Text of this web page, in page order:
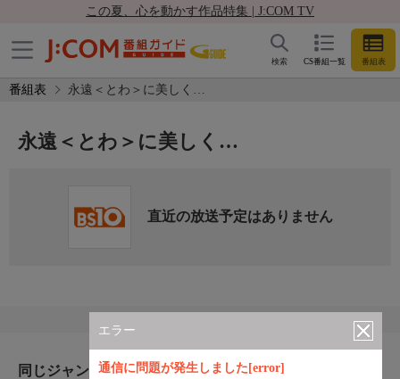
この夏、心を動かす作品特集 | J:COM TV
CS番組一覧 番組表
検索
番組表 永遠＜とわ＞に美しく…
エラー
通信に問題が発生しました[error]
永遠＜とわ＞に美しく…
直近の放送予定はありません
同じジャンルのおすすめ番組